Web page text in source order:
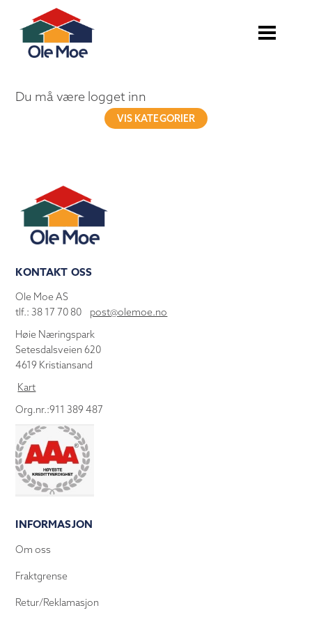
Du må være logget inn
VIS KATEGORIER
KONTAKT OSS
Ole Moe AS
tlf.: 38 17 70 80 post@olemoe.no
Høie Næringspark
Setesdalsveien 620
4619 Kristiansand
Kart
Org.nr.:911 389 487
INFORMASJON
Om oss
Fraktgrense
Retur/Reklamasjon